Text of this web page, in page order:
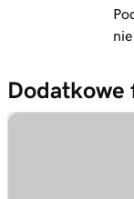
Dodatkowe